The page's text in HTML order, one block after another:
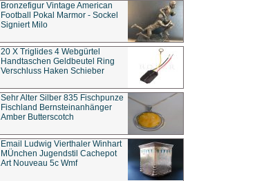
Bronzefigur Vintage American
Football Pokal Marmor - Sockel
Signiert Milo
20 X Triglides 4 Webgürtel
Handtaschen Geldbeutel Ring
Verschluss Haken Schieber
Sehr Alter Silber 835 Fischpunze
Fischland Bernsteinanhänger
Amber Butterscotch
Email Ludwig Vierthaler Winhart
MÜnchen Jugendstil Cachepot
Art Nouveau 5c Wmf